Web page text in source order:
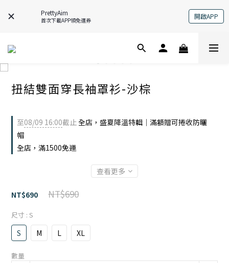
PrettyAim
首次下載APP領免運券 開啟APP
扭結雙面穿長袖罩衫-沙棕
至08/09 16:00截止全店，盛夏降溫特輯｜滿額贈可捲收防曬
帽
全店，滿1500免運
查看更多
NT$690
NT$690
尺寸 : S
S M L XL
數量